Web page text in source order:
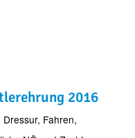
2016
Dressur, Fahren,